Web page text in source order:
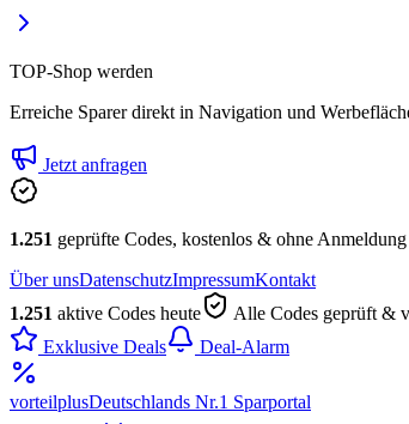
TOP-Shop werden
Erreiche Sparer direkt in Navigation und
Jetzt anfragen
1.251 geprüfte Codes, kostenlos & ohne Anmeldung
Über unsDatenschutzImpressumKontakt
1.251 aktive Codes heute Alle Codes geprüft &
Exklusive Deals
Deal-Alarm
vorteilplusDeutschlands Nr.1 Sparportal